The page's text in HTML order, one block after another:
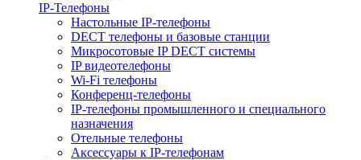
IP-Телефоны
Настольные IP-телефоны
DECT телефоны и базовые станции
Микросотовые IP DECT системы
IP видеотелефоны
Wi-Fi телефоны
Конференц-телефоны
IP-телефоны промышленного и специального
назначения
Отельные телефоны
Аксессуары к IP-телефонам